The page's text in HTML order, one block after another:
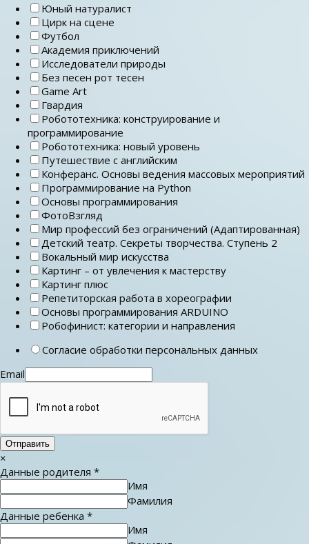
Юный натуралист
Цирк на сцене
Футбол
Академия приключений
Исследователи природы
Без песен рот тесен
Game Art
Гвардия
Робототехника: конструирование и
программирование
Робототехника: новый уровень
Путешествие с английским
Конферанс. Основы ведения массовых мероприятий
Программирование на Python
Основы программирования
ФотоВзгляд
Мир профессий без ограничений (Адаптированная)
Детский театр. Секреты творчества. Ступень 2
Вокальный мир искусства
Картинг – от увлечения к мастерству
Картинг плюс
Репетиторская работа в хореографии
Основы программирования ARDUINO
Робофинист: категории и направления
Согласие обработки персональных данных
Email
Отправить
×
Данные родителя *
Имя
Фамилия
Данные ребенка *
Имя